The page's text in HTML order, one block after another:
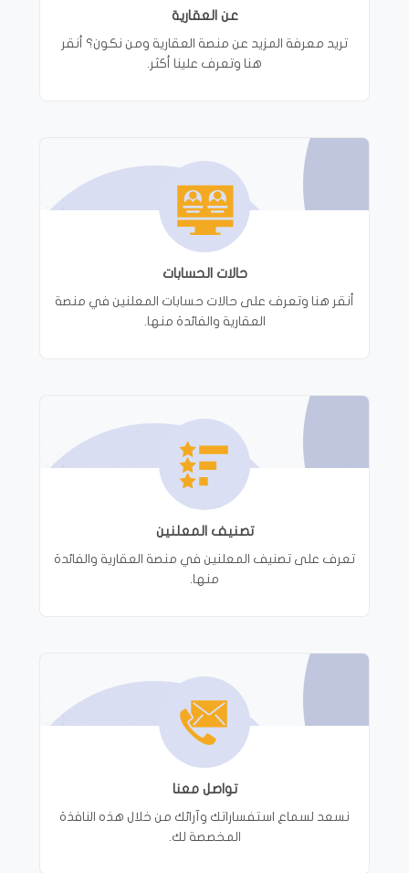
عن العقارية
تريد معرفة المزيد عن منصة العقارية ومن نكون؟ أنقر
هنا وتعرف علينا أكثر.
حالات الحسابات
أنقر هنا وتعرف على حالات حسابات المعلنين في منصة
العقارية والفائدة منها.
تصنيف المعلنين
تعرف على تصنيف المعلنين في منصة العقارية والفائدة
منها.
تواصل معنا
نسعد لسماع استفساراتك وآرائك من خلال هذه النافذة
المخصصة لك.